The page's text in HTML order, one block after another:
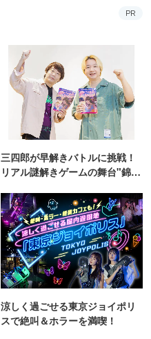
PR
三四郎が早解きバトルに挑戦！
リアル謎解きゲームの舞台"錦糸
涼しく過ごせる東京ジョイポリ
スで絶叫＆ホラーを満喫！